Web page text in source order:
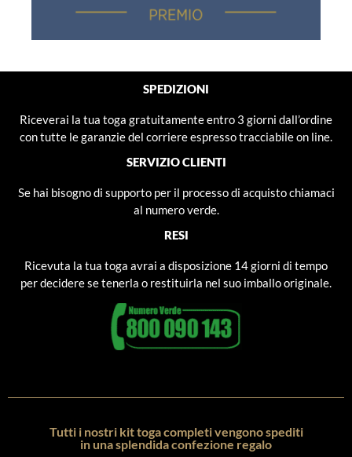
SPEDIZIONI
Riceverai la tua toga gratuitamente entro 3 giorni dall’ordine
con tutte le garanzie del corriere espresso tracciabile on line.
SERVIZIO CLIENTI
Se hai bisogno di supporto per il processo di acquisto chiamaci
al numero verde.
RESI
Ricevuta la tua toga avrai a disposizione 14 giorni di tempo
per decidere se tenerla o restituirla nel suo imballo originale.
Tutti i nostri kit toga completi vengono spediti
in una splendida confezione regalo